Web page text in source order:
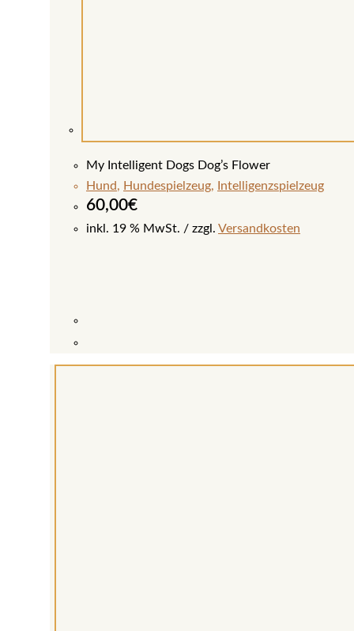
My Intelligent Dogs Dog’s Flower
Hund, Hundespielzeug, Intelligenzspielzeug
60,00€
inkl. 19 % MwSt. zzgl. Versandkosten